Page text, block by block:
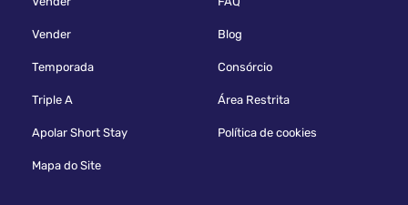
Vender
Temporada
Triple A
Apolar Short Stay
Mapa do Site
Blog
Consórcio
Área Restrita
Política de cookies